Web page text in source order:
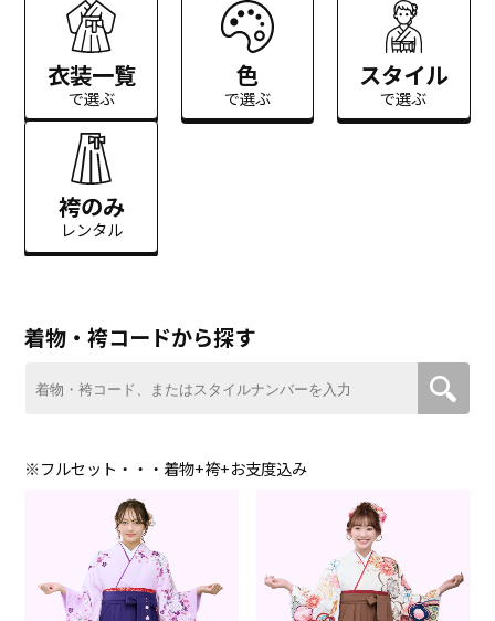
衣装一覧
で選ぶ
色
で選ぶ
スタイル
で選ぶ
袴のみ
レンタル
着物・袴コードから探す
※フルセット・・・着物+袴+お支度込み